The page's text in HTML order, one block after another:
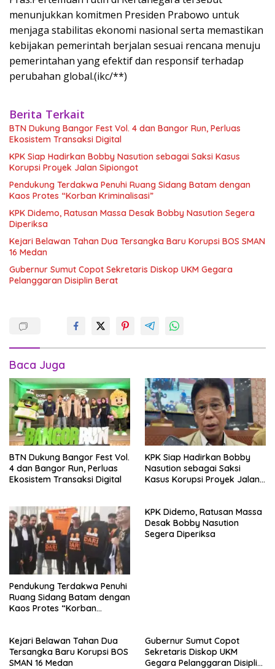
menunjukkan komitmen Presiden Prabowo untuk
menjaga stabilitas ekonomi nasional serta memastikan
kebijakan pemerintah berjalan sesuai rencana menuju
pemerintahan yang efektif dan responsif terhadap
perubahan global.(ikc/**)
Berita Terkait
BTN Dukung Bangor Fest Vol. 4 dan Bangor Run, Perluas
Ekosistem Transaksi Digital
KPK Siap Hadirkan Bobby Nasution sebagai Saksi Kasus
Korupsi Proyek Jalan Sipiongot
Pendukung Terdakwa Penuhi Ruang Sidang Batam dengan
Kaos Protes “Korban Kriminalisasi”
KPK Didemo, Ratusan Massa Desak Bobby Nasution Segera
Diperiksa
Kejari Belawan Tahan Dua Tersangka Baru Korupsi BOS SMAN
16 Medan
Gubernur Sumut Copot Sekretaris Diskop UKM Gegara
Pelanggaran Disiplin Berat
Baca Juga
BTN Dukung Bangor Fest Vol.
4 dan Bangor Run, Perluas
Ekosistem Transaksi Digital
KPK Siap Hadirkan Bobby
Nasution sebagai Saksi
Kasus Korupsi Proyek Jalan
Pendukung Terdakwa Penuhi
Ruang Sidang Batam dengan
Kaos Protes “Korban
KPK Didemo, Ratusan Massa
Desak Bobby Nasution
Segera Diperiksa
Kejari Belawan Tahan Dua
Tersangka Baru Korupsi BOS
SMAN 16 Medan
Gubernur Sumut Copot
Sekretaris Diskop UKM
Gegara Pelanggaran Disiplin